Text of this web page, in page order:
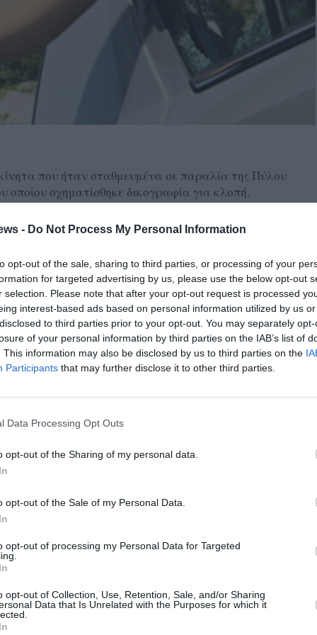
- Do Not Process My Personal Information
opt-out of the sale, sharing to third parties, or processing of your
for targeted advertising by us, please use the below opt-out
selection. Please note that after your opt-out request is processed
interest-based ads based on personal information utilized by us
to third parties prior to your opt-out. You may separately
of your personal information by third parties on the IAB’s list of
This information may also be disclosed by us to third parties on the
Participants that may further disclose it to other third parties.
Data Processing Opt Outs
opt-out of the Sharing of my personal data.
opt-out of the Sale of my Personal Data.
opt-out of processing my Personal Data for Targeted
opt-out of Collection, Use, Retention, Sale, and/or Sharing
Data that Is Unrelated with the Purposes for which it
που ήταν σταθμευμένα σε παραλία της Πύλου
οποίου σχηματίσθηκε δικογραφία για κλοπή.
εμφανίσθηκε στο αστυνομικό τμήμα Πύλου – Νέστορος
δεξί παράθυρο του αυτοκινήτου του, ενώ αφαίρεσαν το
όμως, να δει το δράστη να φεύγει πεζός από το
τηλέφωνο, το οποίο μάζεψε ο 56χρονος και παρέδωσε
66χρονη, το οποίο ο ίδιος δράστης είχε αρπάξει από
56χρονο, στις οποίες αναγνώρισε το δράστη και